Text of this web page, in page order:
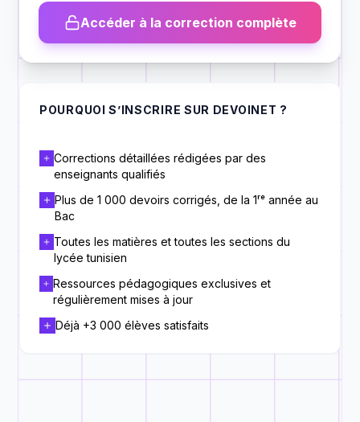
Accéder à la correction complète
POURQUOI S’INSCRIRE SUR DEVOINET ?
Corrections détaillées rédigées par des
enseignants qualifiés
Plus de 1 000 devoirs corrigés, de la 1ʳᵉ année au
Bac
Toutes les matières et toutes les sections du
lycée tunisien
Ressources pédagogiques exclusives et
régulièrement mises à jour
Déjà +3 000 élèves satisfaits